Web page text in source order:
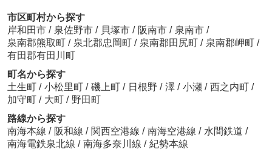
市区町村から探す
岸和田市 / 泉佐野市 / 貝塚市 / 阪南市 / 泉南市 /
泉南郡熊取町 / 泉北郡忠岡町 / 泉南郡田尻町 / 泉南郡岬町 /
有田郡有田川町
町名から探す
土生町 / 小松里町 / 磯上町 / 日根野 / 澤 / 小瀬 / 西之内町 /
加守町 / 大町 / 野田町
路線から探す
南海本線 / 阪和線 / 関西空港線 / 南海空港線 / 水間鉄道 /
南海電鉄泉北線 / 南海多奈川線 / 紀勢本線